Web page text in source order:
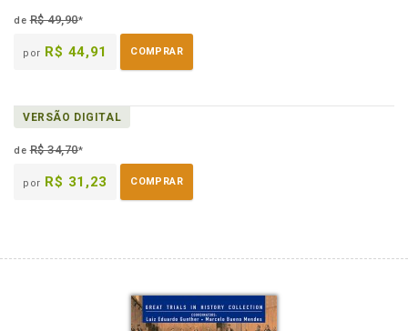
deR$ 49,90*
por R$ 44,91 COMPRAR
VERSÃO DIGITAL
deR$ 34,70*
por R$ 31,23 COMPRAR